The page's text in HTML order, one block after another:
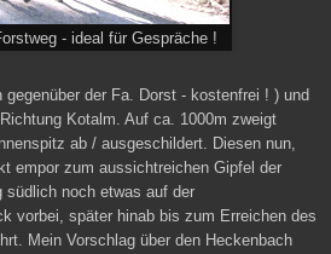
- ideal für Gespräche !
der Fa. Dorst - kostenfrei ! ) und
Kotalm. Auf ca. 1000m zweigt
ab / ausgeschildert. Diesen nun,
empor zum aussichtreichen Gipfel der
noch etwas auf der
vorbei, später hinab bis zum Erreichen des
Mein Vorschlag über den Heckenbach